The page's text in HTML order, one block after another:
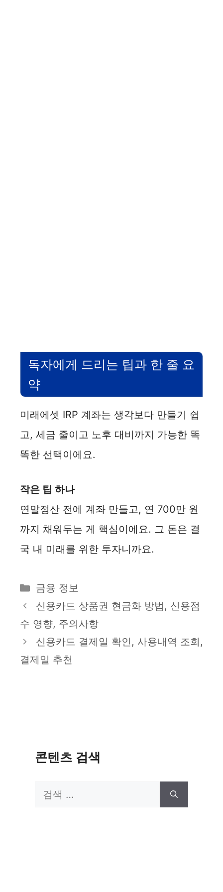
독자에게 드리는 팁과 한 줄 요
약
미래에셋 IRP 계좌는 생각보다 만들기 쉽
고, 세금 줄이고 노후 대비까지 가능한 똑
똑한 선택이에요.
작은 팁 하나
연말정산 전에 계좌 만들고, 연 700만 원
까지 채워두는 게 핵심이에요. 그 돈은 결
국 내 미래를 위한 투자니까요.
카
테
리
금융 정보
신용카드 상품권 현금화 방법, 신용점
수 영향, 주의사항
신용카드 결제일 확인, 사용내역 조회,
결제일 추천
콘텐츠 검색
검